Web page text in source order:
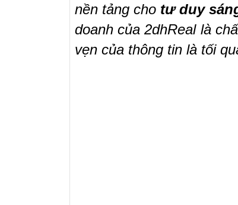
nền tảng cho tưduy
doanh của 2dhReal là
vẹn của thông tin là tối